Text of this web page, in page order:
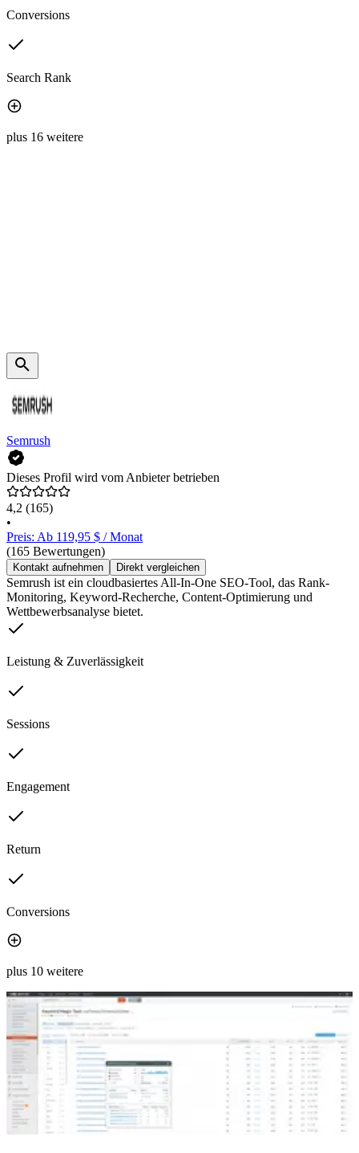
Conversions
Search Rank
plus 16 weitere
Semrush
Dieses Profil wird vom Anbieter betrieben
4,2 (165)
•
Preis: Ab 119,95 $ / Monat
(165 Bewertungen)
Kontakt aufnehmen Direkt vergleichen
Semrush ist ein cloudbasiertes All-In-One SEO-Tool, das Rank-
Monitoring, Keyword-Recherche, Content-Optimierung und
Wettbewerbsanalyse bietet.
Leistung & Zuverlässigkeit
Sessions
Engagement
Return
Conversions
plus 10 weitere